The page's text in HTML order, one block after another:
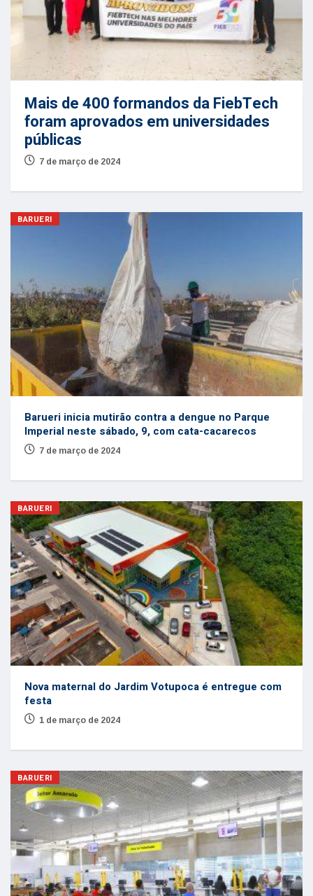
Mais de 400 formandos da FiebTech
foram aprovados em universidades
públicas
7 de março de 2024
BARUERI
Barueri inicia mutirão contra a dengue no Parque
Imperial neste sábado, 9, com cata-cacarecos
7 de março de 2024
BARUERI
Nova maternal do Jardim Votupoca é entregue com
festa
1 de março de 2024
BARUERI